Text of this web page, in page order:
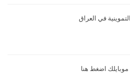
في العراق
اضغط هنا